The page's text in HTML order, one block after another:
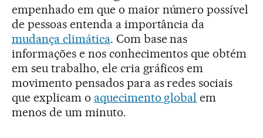
empenhado em que o maior número possível
de pessoas entenda a importância da
mudança climática. Com base nas
informações e nos conhecimentos que obtém
em seu trabalho, ele cria gráficos em
movimento pensados para as redes sociais
que explicam o aquecimento global em
menos de um minuto.